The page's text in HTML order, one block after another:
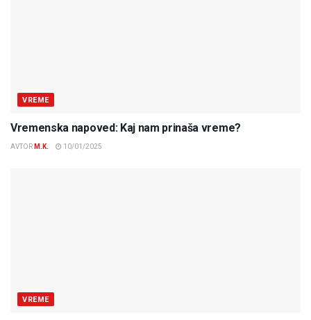
VREME
Vremenska napoved: Kaj nam prinaša vreme?
AVTOR M.K. 10/01/2025
VREME